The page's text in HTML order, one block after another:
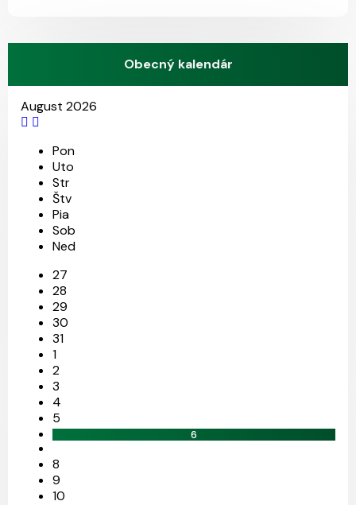
Obecný kalendár
August 2026
Pon
Uto
Str
Štv
Pia
Sob
Ned
27
28
29
30
31
1
2
3
4
5
6
8
9
10